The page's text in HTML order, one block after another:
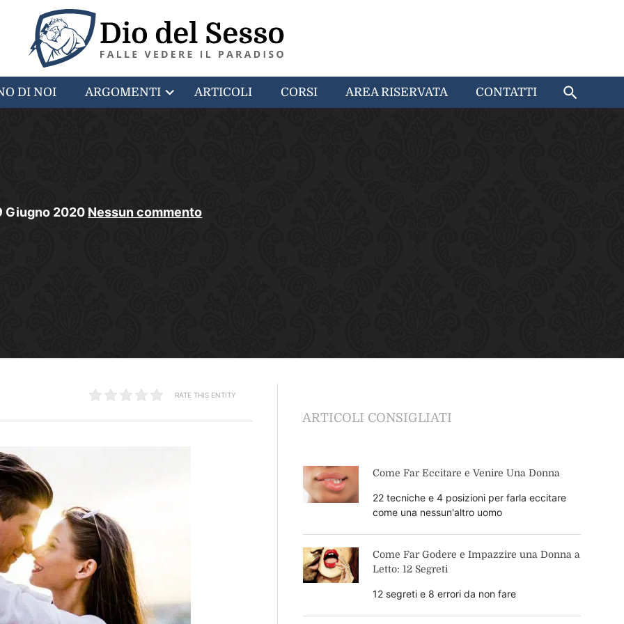
DI NOI ARGOMENTI ARTICOLI CORSI AREA RISERVATA CONTATTI
Giugno 2020 Nessun commento
RATE THIS ENTITY
ARTICOLI CONSIGLIATI
Come Far Eccitare e Venire Una Donna
22 tecniche e 4 posizioni per farla eccitare
come una nessun'altro uomo
Come Far Godere e Impazzire una Donna a
Letto: 12 Segreti
12 segreti e 8 errori da non fare